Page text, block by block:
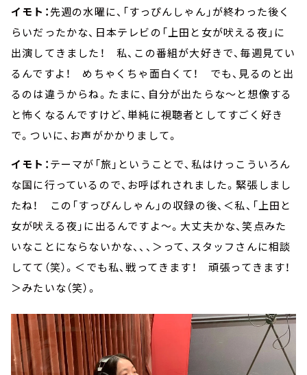
イモト：先週の水曜に、「すっぴんしゃん」が終わった後く
らいだったかな、日本テレビの「上田と女が吠える夜」に
出演してきました！ 私、この番組が大好きで、毎週見てい
るんですよ！ めちゃくちゃ面白くて！ でも、見るのと出
るのは違うからね。たまに、自分が出たらな～と想像する
と怖くなるんですけど、単純に視聴者としてすごく好き
で。ついに、お声がかかりまして。
イモト：テーマが「旅」ということで、私はけっこういろん
な国に行っているので、お呼ばれされました。緊張しまし
たね！ この「すっぴんしゃん」の収録の後、＜私、「上田と
女が吠える夜」に出るんですよ～。大丈夫かな、笑点みた
いなことにならないかな、、、＞って、スタッフさんに相談
してて（笑）。＜でも私、戦ってきます！ 頑張ってきます！
＞みたいな（笑）。